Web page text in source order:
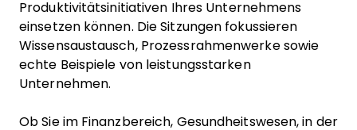
Produktivitätsinitiativen Ihres Unternehmens
einsetzen können. Die Sitzungen fokussieren
Wissensaustausch, Prozessrahmenwerke sowie
echte Beispiele von leistungsstarken
Unternehmen.
Ob Sie im Finanzbereich, Gesundheitswesen, in der